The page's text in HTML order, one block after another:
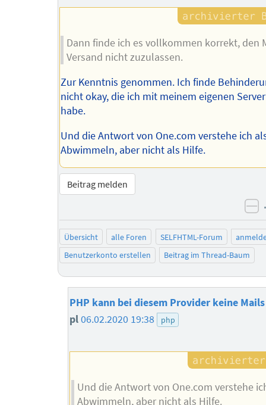
Dann finde ich es vollkommen korrekt, den
Versand nicht zuzulassen.
Zur Kenntnis genommen. Ich finde
nicht okay, die ich mit meinem eigenen
habe.
Und die Antwort von One.com verstehe ich
Abwimmeln, aber nicht als Hilfe.
Beitrag melden
Übersicht alle Foren SELFHTML-Forum
Benutzerkonto erstellen
Beitrag im Thread-Baum
PHP kann bei diesem Provider keine
pl06.02.2020 19:38 php
Und die Antwort von One.com verstehe
Abwimmeln, aber nicht als Hilfe.